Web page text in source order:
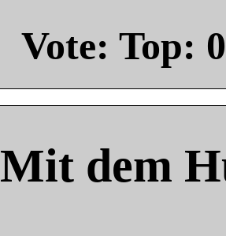
Vote: Top: 0
Mit dem